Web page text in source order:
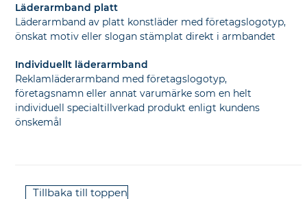
Läderarmband platt
Läderarmband av platt konstläder med företagslogotyp,
önskat motiv eller slogan stämplat direkt i armbandet
Individuellt läderarmband
Reklamläderarmband med företagslogotyp,
företagsnamn eller annat varumärke som en helt
individuell specialtillverkad produkt enligt kundens
önskemål
Tillbaka till toppen